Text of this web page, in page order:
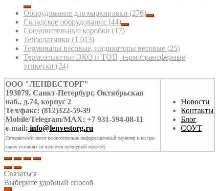
Оборудование для маркировки (276)
Складское оборудование (44)
Соединительные коробки (17)
Тензодатчики (1 013)
Терминалы весовые, индикаторы весовые (25)
Термоэтикетки ЭКО и ТОП, термотрансферные
этикетки (24)
ООО "ЛЕНВЕСТОРГ"
193079, Санкт-Петербург, Октябрьская
наб., д.74, корпус 2
Тел/факс: (812)322-59-39
Mobile/Telegram/MAX: +7 931-594-08-11
e-mail: info@lenvestorg.ru
Интернет-сайт носит исключительно информационный характер и ни при
каких условиях не является публичной офертой.
Новости
Контакты
Блог
СОУТ
Связаться
Выберите удобный способ